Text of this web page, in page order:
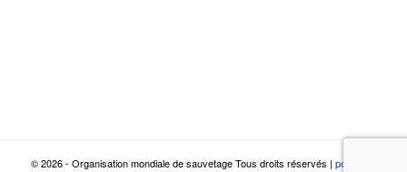
© 2026 - Organisation mondiale de sauvetage Tous droits réservés | politique